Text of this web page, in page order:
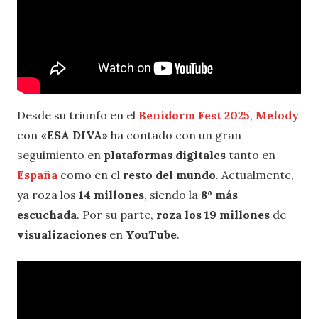
Desde su triunfo en el Benidorm Fest 2025, Melody
con «ESA DIVA» ha contado con un gran
seguimiento en plataformas digitales tanto en
España como en el resto del mundo. Actualmente,
ya roza los 14 millones, siendo la 8º más
escuchada. Por su parte, roza los 19 millones de
visualizaciones en YouTube.